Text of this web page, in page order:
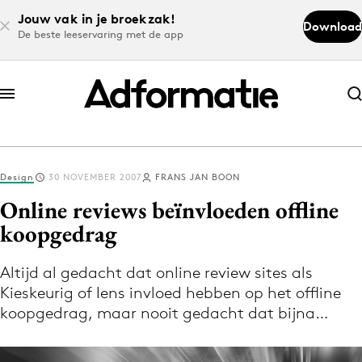
Jouw vak in je broekzak!
De beste leeservaring met de app
Download
Abonneer nu
Abonneer nu
Log in
Volg het laatste nieuws via de Adformatie
Nieuws app
Design 30 NOVEMBER 2007 FRANS JAN BOON
Online reviews beïnvloeden offline
koopgedrag
Altijd al gedacht dat online review sites als
Kieskeurig of Iens invloed hebben op het offline
koopgedrag, maar nooit gedacht dat bijna…